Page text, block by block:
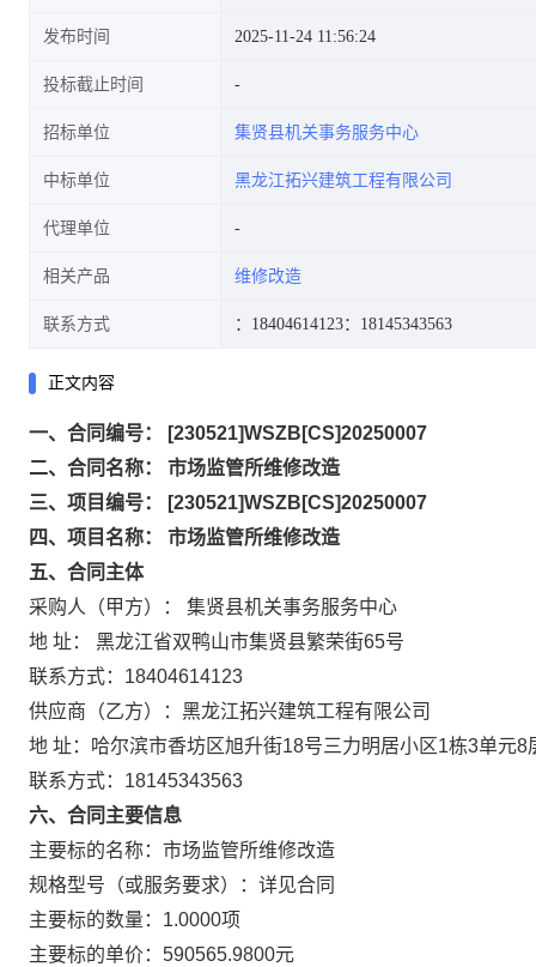
发布时间 2025-11-24 11:56:24
投标截止时间
招标单位 集贤县机关事务服务中心
中标单位 黑龙江拓兴建筑工程有限公司
代理单位
相关产品 维修改造
联系方式 ：18404614123：18145343563
正文内容
一、合同编号： [230521]WSZB[CS]20250007
二、合同名称： 市场监管所维修改造
三、项目编号： [230521]WSZB[CS]20250007
四、项目名称： 市场监管所维修改造
五、合同主体
采购人（甲方）： 集贤县机关事务服务中心
地 址： 黑龙江省双鸭山市集贤县繁荣街65号
联系方式：18404614123
供应商（乙方）：黑龙江拓兴建筑工程有限公司
地 址：哈尔滨市香坊区旭升街18号三力明居小区1栋3单元8
联系方式：18145343563
六、合同主要信息
主要标的名称：市场监管所维修改造
规格型号（或服务要求）：详见合同
主要标的数量：1.0000项
主要标的单价：590565.9800元